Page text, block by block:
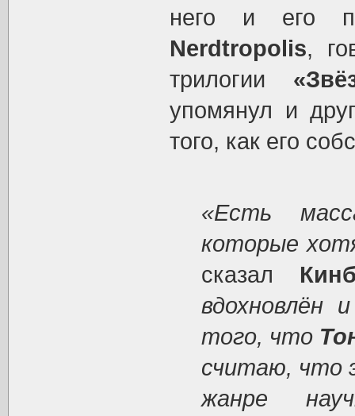
него и его
Nerdtropolis,
трилогии
упомянул и
того, как его
«Есть
которые
сказал
вдохновлён
того, что
считаю, что
жанре